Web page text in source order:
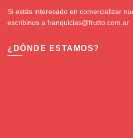
Si estás interesado en comercializar
escribinos a franquicias@frutto.com.ar
¿DÓNDE ESTAMOS?